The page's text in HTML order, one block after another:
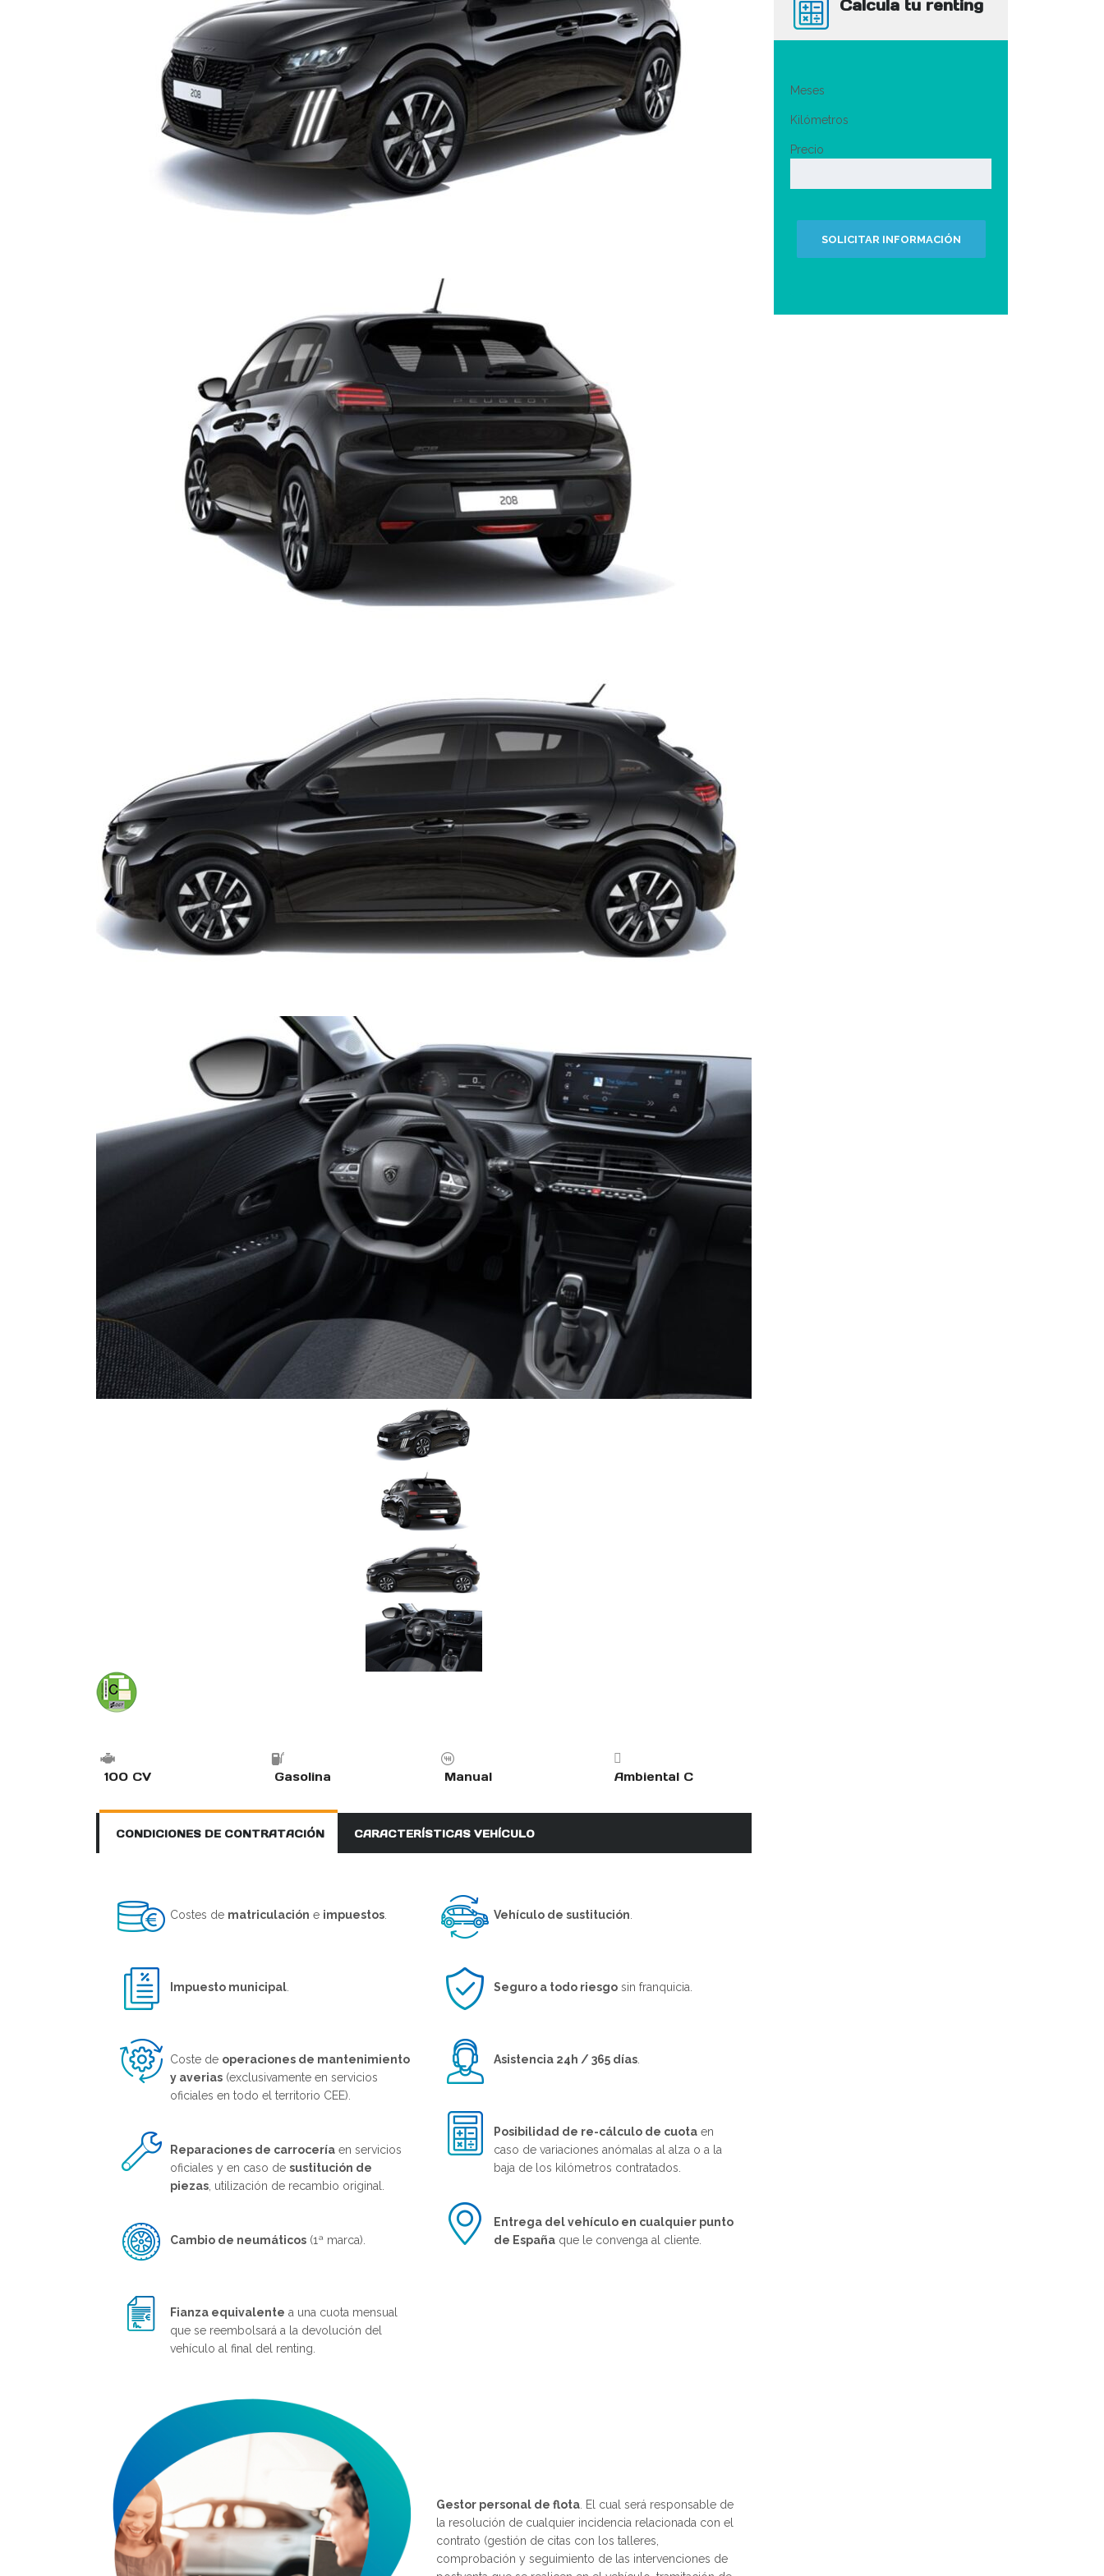
100 CV Gasolina Manual Ambiental C
CONDICIONES DE CONTRATACIÓN CARACTERÍSTICAS VEHÍCULO
Costes de matriculación e impuestos.
Impuesto municipal.
Coste de operaciones de mantenimiento
y averias (exclusivamente en servicios
oficiales en todo el territorio CEE).
Reparaciones de carrocería en servicios
oficiales y en caso de sustitución de
piezas, utilización de recambio original.
Cambio de neumáticos (1ª marca).
Fianza equivalente a una cuota mensual
que se reembolsará a la devolución del
vehículo al final del renting.
Vehículo de sustitución.
Seguro a todo riesgo sin franquicia.
Asistencia 24h / 365 días.
Posibilidad de re-cálculo de cuota en
caso de variaciones anómalas al alza o a la
baja de los kilómetros contratados.
Entrega del vehículo en cualquier punto
de España que le convenga al cliente.
Gestor personal de flota. El cual será responsable de
la resolución de cualquier incidencia relacionada con el
contrato (gestión de citas con los talleres,
comprobación y seguimiento de las intervenciones de
Calcula tu renting
Meses
Kilómetros
Precio
SOLICITAR INFORMACIÓN